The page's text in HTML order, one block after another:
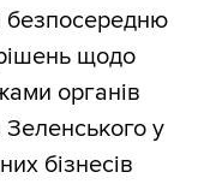
безпосередню
щодо
органів
у
бізнесів